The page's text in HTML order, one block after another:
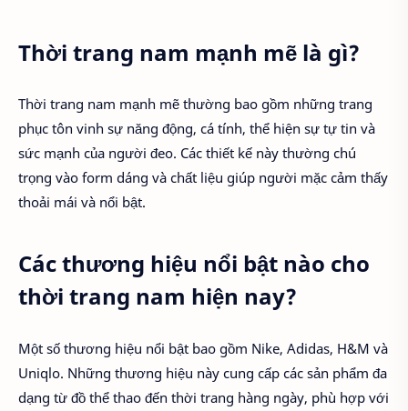
Thời trang nam mạnh mẽ là gì?
Thời trang nam mạnh mẽ thường bao gồm những trang
phục tôn vinh sự năng động, cá tính, thể hiện sự tự tin và
sức mạnh của người đeo. Các thiết kế này thường chú
trọng vào form dáng và chất liệu giúp người mặc cảm thấy
thoải mái và nổi bật.
Các thương hiệu nổi bật nào cho
thời trang nam hiện nay?
Một số thương hiệu nổi bật bao gồm Nike, Adidas, H&M và
Uniqlo. Những thương hiệu này cung cấp các sản phẩm đa
dạng từ đồ thể thao đến thời trang hàng ngày, phù hợp với